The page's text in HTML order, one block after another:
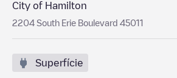
City of Hamilton
2204 South Erie Boulevard 45011
Superfície